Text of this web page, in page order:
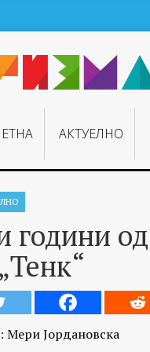
АКТУЕЛНО
години
Мери Јордановска